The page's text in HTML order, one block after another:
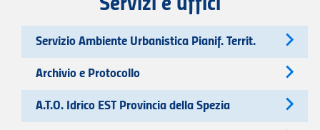
Servizi e uffici
Servizio Ambiente Urbanistica Pianif. Territ.
Archivio e Protocollo
A.T.O. Idrico EST Provincia della Spezia